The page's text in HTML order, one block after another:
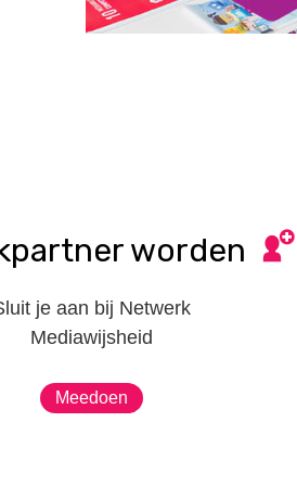
worden
je aan bij Netwerk
Mediawijsheid
Meedoen